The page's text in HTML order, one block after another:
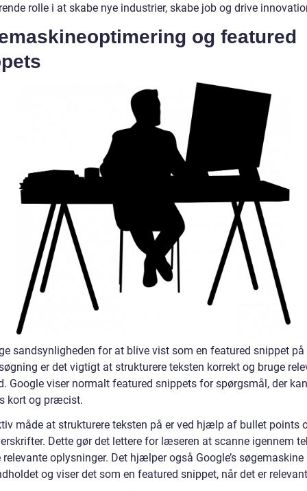
rolle i at skabe nye industrier, skabe job og drive
og featured
sandsynligheden for at blive vist som en featured snippet på
er det vigtigt at strukturere teksten korrekt og bruge
Google viser normalt featured snippets for spørgsmål, der kan
kort og præcist.
måde at strukturere teksten på er ved hjælp af bullet points
Dette gør det lettere for læseren at scanne igennem
oplysninger. Det hjælper også Google’s søgemaskine
og viser det som en featured snippet, når det er